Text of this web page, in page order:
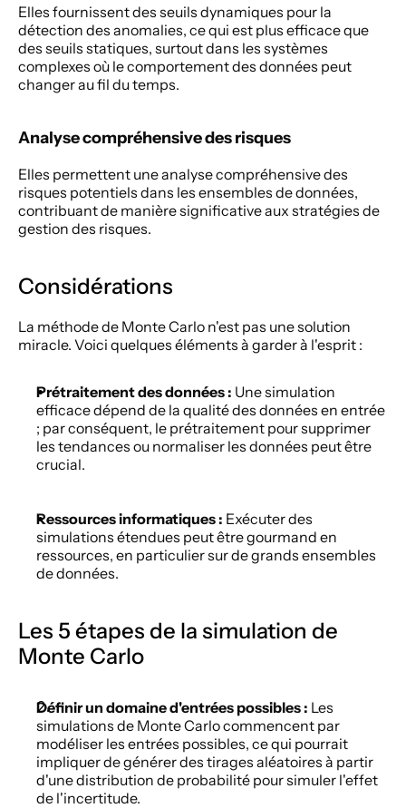
Elles fournissent des seuils dynamiques pour la
détection des anomalies, ce qui est plus efficace que
des seuils statiques, surtout dans les systèmes
complexes où le comportement des données peut
changer au fil du temps.
Analyse compréhensive des risques
Elles permettent une analyse compréhensive des
risques potentiels dans les ensembles de données,
contribuant de manière significative aux stratégies de
gestion des risques.
Considérations
La méthode de Monte Carlo n'est pas une solution
miracle. Voici quelques éléments à garder à l'esprit :
Prétraitement des données : Une simulation
efficace dépend de la qualité des données en entrée
; par conséquent, le prétraitement pour supprimer
les tendances ou normaliser les données peut être
crucial.
Ressources informatiques : Exécuter des
simulations étendues peut être gourmand en
ressources, en particulier sur de grands ensembles
de données.
Les 5 étapes de la simulation de
Monte Carlo
Définir un domaine d'entrées possibles : Les
simulations de Monte Carlo commencent par
modéliser les entrées possibles, ce qui pourrait
impliquer de générer des tirages aléatoires à partir
d'une distribution de probabilité pour simuler l'effet
de l'incertitude.